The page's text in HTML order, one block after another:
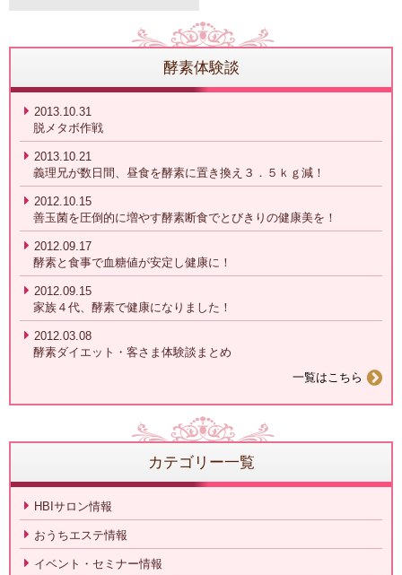
酵素体験談
2013.10.31
脱メタボ作戦
2013.10.21
義理兄が数日間、昼食を酵素に置き換え３．５ｋｇ減！
2012.10.15
善玉菌を圧倒的に増やす酵素断食でとびきりの健康美を！
2012.09.17
酵素と食事で血糖値が安定し健康に！
2012.09.15
家族４代、酵素で健康になりました！
2012.03.08
酵素ダイエット・客さま体験談まとめ
一覧はこちら
カテゴリー一覧
HBIサロン情報
おうちエステ情報
イベント・セミナー情報